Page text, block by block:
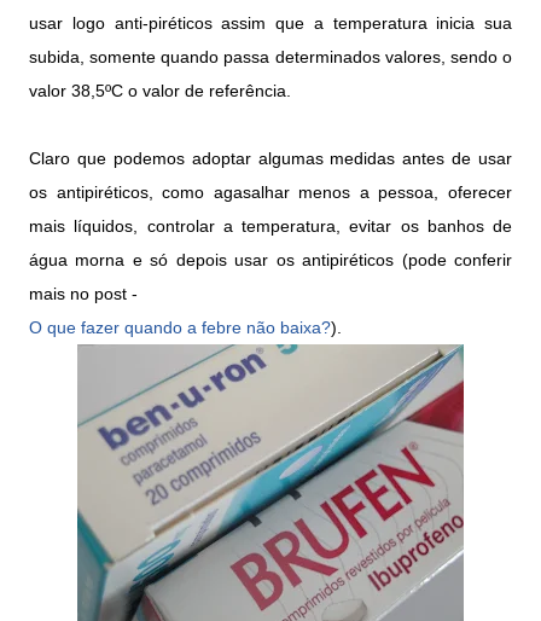
usar logo anti-piréticos assim que a temperatura inicia sua
subida, somente quando passa determinados valores, sendo o
valor 38,5ºC o valor de referência.
Claro que podemos adoptar algumas medidas antes de usar
os antipiréticos, como agasalhar menos a pessoa, oferecer
mais líquidos, controlar a temperatura, evitar os banhos de
água morna e só depois usar os antipiréticos (pode conferir
mais no post -
O que fazer quando a febre não baixa?).